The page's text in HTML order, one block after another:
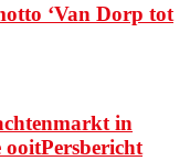
‘Van Dorp tot
in
ooitPersbericht